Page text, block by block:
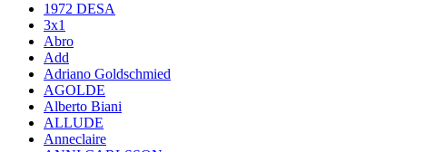
1972 DESA
3x1
Abro
Add
Adriano Goldschmied
AGOLDE
Alberto Biani
ALLUDE
Anneclaire